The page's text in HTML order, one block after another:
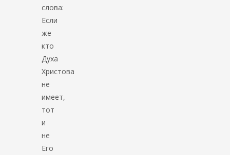
слова:
Если
же
кто
Духа
Христова
не
имеет,
тот
и
не
Его